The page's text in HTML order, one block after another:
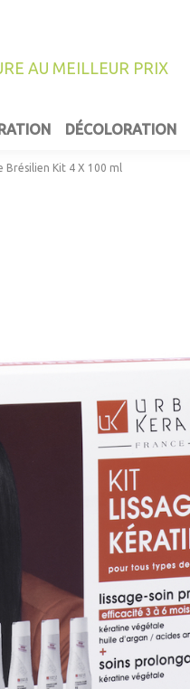
AU MEILLEUR PRIX
DÉCOLORATION
Brésilien Kit 4 X 100 ml